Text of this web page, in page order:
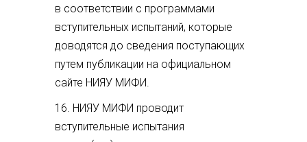
в соответствии с программами
вступительных испытаний, которые
доводятся до сведения поступающих
путем публикации на официальном
сайте НИЯУ МИФИ.
16. НИЯУ МИФИ проводит
вступительные испытания